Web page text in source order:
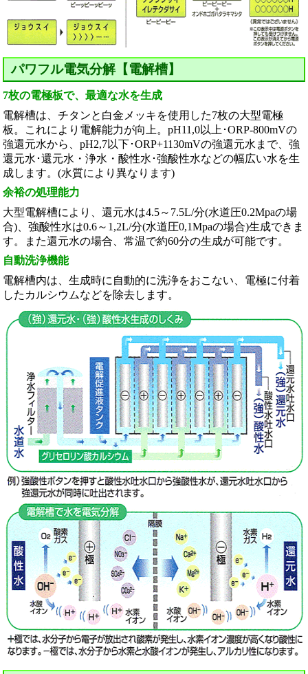
パワフル電気分解【電解槽】
7枚の電極板で、最適な水を生成
電解槽は、チタンと白金メッキを使用した7枚の大型電極
板。これにより電解能力が向上。pH11,0以上･ORP-800mVの
強還元水から、pH2,7以下･ORP+1130mVの強還元水まで、強
還元水･還元水・浄水・酸性水･強酸性水などの幅広い水を生
成します。(水質により異なります)
余裕の処理能力
大型電解槽により、還元水は4.5～7.5L/分(水道圧0.2Mpaの場
合)、強酸性水は0.6～1,2L/分(水道圧0,1Mpaの場合)生成できま
す。また還元水の場合、常温で約60分の生成が可能です。
自動洗浄機能
電解槽内は、生成時に自動的に洗浄をおこない、電極に付着
したカルシウムなどを除去します。